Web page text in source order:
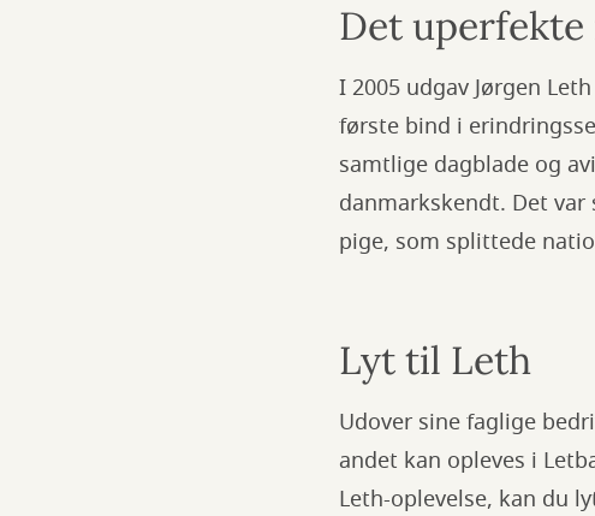
Det uperfekte
I 2005 udgav Jørgen
første bind i
samtlige dagblade og
danmarkskendt. Det
pige, som splittede
Lyt til Leth
Udover sine faglige
andet kan opleves i
Leth-oplevelse, kan du